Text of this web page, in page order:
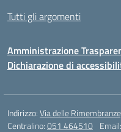
Tutti gli argomenti
Amministrazione
Dichiarazione di
Indirizzo:Via delle
Centralino:051 464510 Email: